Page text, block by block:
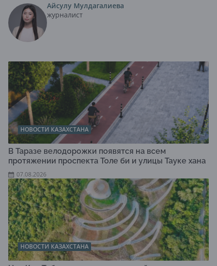
Айсулу Мулдагалиева
журналист
НОВОСТИ КАЗАХСТАНА
В Таразе велодорожки появятся на всем
протяжении проспекта Толе би и улицы Тауке хана
07.08.2026
НОВОСТИ КАЗАХСТАНА